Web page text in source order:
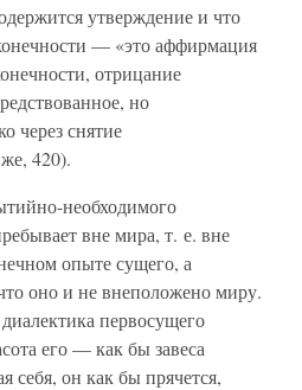
утверждение и что
— «это аффирмация
отрицание
но
через снятие
420).
необходимого
вне мира, т. е. вне
опыте сущего, а
оно и не внеположено миру.
первосущего
его — как бы завеса
себя, он как бы прячется,